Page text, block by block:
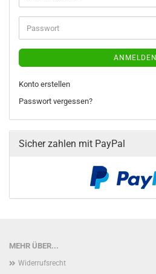
Mail-
Adresse
Passwort
ANMELDEN
Konto erstellen
Passwort vergessen?
Sicher zahlen mit PayPal
MEHR ÜBER...
Widerrufsrecht